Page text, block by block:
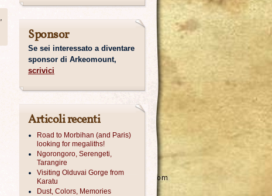
,
Sponsor
Se sei interessato a diventare
sponsor di Arkeomount,
scrivici
Articoli recenti
Road to Morbihan (and Paris)
looking for megaliths!
Ngorongoro, Serengeti,
Tarangire
Visiting Olduvai Gorge from
Karatu
Dust, Colors, Memories